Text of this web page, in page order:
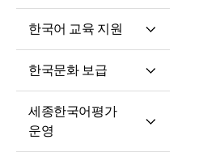
세종학당 운영 지원
한국어교원의 직무와
핵심 역량
교원 전문성 강화
파견교원 지원
한국어 교육 지원
한국문화 보급
말하기 쓰기 대회
세종한국어평가
운영